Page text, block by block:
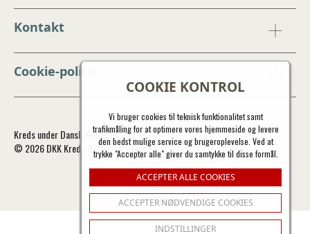
COOKIE KONTROL
Vi bruger cookies til teknisk funktionalitet samt
trafikmåling for at optimere vores hjemmeside og levere
den bedst mulige service og brugeroplevelse. Ved at
trykke "Accepter alle" giver du samtykke til disse formål.
ACCEPTER ALLE COOKIES
ACCEPTER NØDVENDIGE COOKIES
INDSTILLINGER
Kontakt
Cookie-politik
Kreds under Dansk Kennel Klub og FCI
© 2026 DKK Kreds 3. All rights reserved.